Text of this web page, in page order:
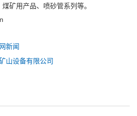
矿用产品、喷砂管系列等。
新闻
山设备有限公司